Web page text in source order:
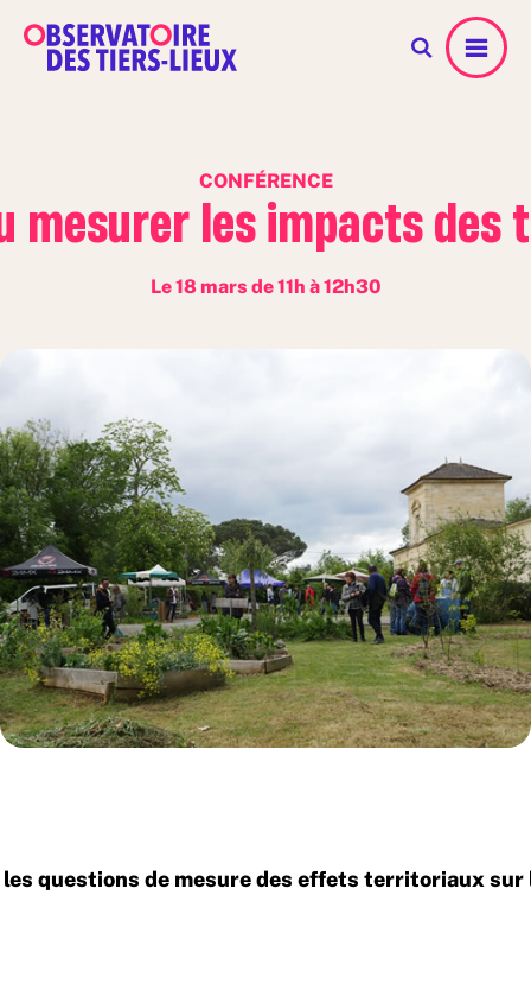
Menu
CONFÉRENCE
mesurer les impacts
Le 18 mars de 11h à 12h30
questions de mesure des effets territoriaux sur